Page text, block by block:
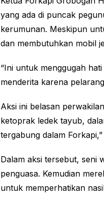
yang ada di puncak
kerumunan. Meskipun
dan membutuhkan mobil
“Ini untuk menggugah
menderita karena
Aksi ini belasan
ketoprak ledek tayub,
tergabung dalam
Dalam aksi tersebut, seni
penguasa. Kemudian
untuk memperhatikan